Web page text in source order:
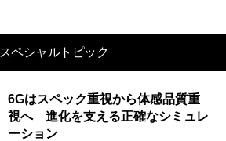
スペシャルトピック
6Gはスペック重視から体感品質重
視へ 進化を支える正確なシミュレ
ーション